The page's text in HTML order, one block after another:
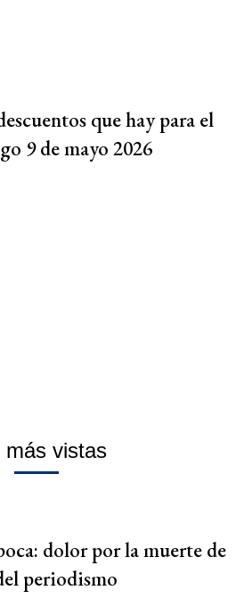
que hay para el
9 de mayo 2026
más vistas
dolor por la muerte de
periodismo